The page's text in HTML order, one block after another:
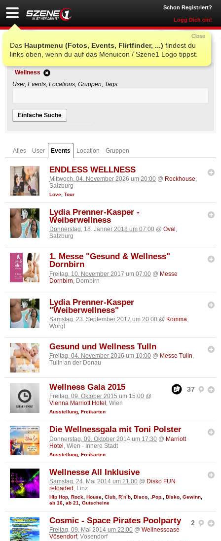
Schon Registriert?
Logg Dich ein!
Das Hauptmenu (Fotos, Events, Flirtfinder, ...) findest du
links oben, wenn du auf das Menuicon / Szene1 Logo tippst.
Close
Einfache Suche
Wellness
User, Events, Locations, Gruppen, Tags
Einfache Suche
Alles User Events Location Gruppen
ENDLESS WELLNESS
Mittwoch, 04. November 2026 um 20:00 @ Rockhouse,
Salzburg
Love Tour
Lydia Prenner-Kasper -
Weiberwellness
Donnerstag, 18. Jänner 2018 um 07:00 @ Oval ,
Salzburg
1. Messe "Gesund & Wellness"
Dornbirn
Freitag, 10. November 2017 um 07:00 @ Messe
Dornbirn , Dornbirn
Lydia Prenner-Kasper
"Weiberwellness"
Samstag, 23. September 2017 um 20:00 @ Komma,
Wörgl
Gesund und Wellness Tulln
Freitag, 04. November 2016 um 10:00 @ Messe Tulln,
Tulln an der Donau
37
Wellness Gala 2015
Freitag, 09. Oktober 2015 um 15:00 @
Vienna Marriott Hotel , Wien
Ausstellung, Freikarten
Die Wellnessgala mit Toni Polster
Donnerstag, 09. Oktober 2014 um 17:30 @ Marriott
Hotel , Wien - Innere Stadt
Ausstellung Freikarten
Wellnesse All Inklusive
Samstag, 24. Mai 2014 um 21:00 @ Disko FUN
reloaded , Linz
Hip Hop Rock House Club R´n´b Disco .Pop. Disko Gewinn
ab 16 ab 21 Gutscheine
2
Cosmic - Space Pirates Poolparty
Freitag, 09. Mai 2014 um 22:00 @ Wellnessoase
Vösendorf, Vösendorf